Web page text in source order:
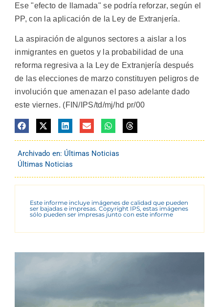
Ese "efecto de llamada" se podría reforzar, según el
PP, con la aplicación de la Ley de Extranjería.
La aspiración de algunos sectores a aislar a los
inmigrantes en guetos y la probabilidad de una
reforma regresiva a la Ley de Extranjería después
de las elecciones de marzo constituyen peligros de
involución que amenazan el paso adelante dado
este viernes. (FIN/IPS/td/mj/hd pr/00
Archivado en: Últimas Noticias
Últimas Noticias
Este informe incluye imágenes de calidad que pueden
ser bajadas e impresas. Copyright IPS, estas imágenes
sólo pueden ser impresas junto con este informe